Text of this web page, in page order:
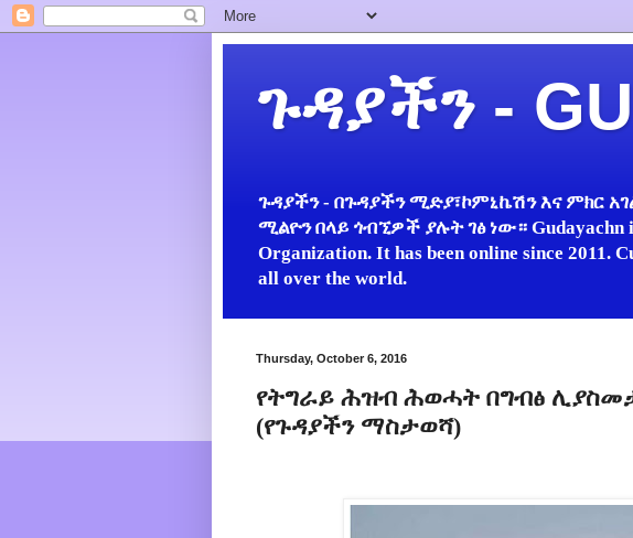
ጉዳያችን -
ጉዳያችን - በጉዳያችን ሚድያ፣ኮምኒኬሽን እና ምክር
ሚልዮን በላይ ጎብኚዎች ያሉት ገፅ ነው። Gudayachn
Organization. It has been online since 2011.
all over the world.
Thursday, October 6, 2016
የትግራይ ሕዝብ ሕወሓት በግብፅ
(የጉዳያችን ማስታወሻ)